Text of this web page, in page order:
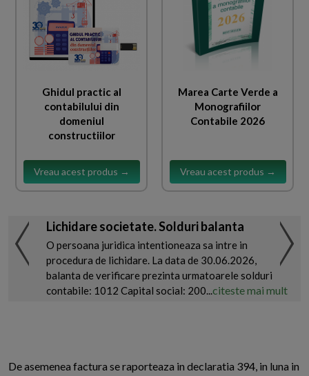
Ghidul practic al
contabilului din
domeniul
constructiilor
Vreau acest produs →
Marea Carte Verde a
Monografiilor
Contabile 2026
Vreau acest produs →
Lichidare societate. Solduri balanta
O persoana juridica intentioneaza sa intre in
procedura de lichidare. La data de 30.06.2026,
balanta de verificare prezinta urmatoarele solduri
contabile: 1012 Capital social: 200...citeste mai mult
De asemenea factura se raporteaza in declaratia 394, in luna in